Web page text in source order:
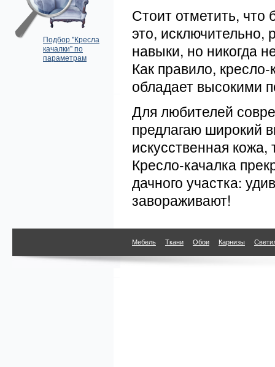
Подбор "Кресла
качалки" по
параметрам
Стоит отметить, что
это, исключительно,
навыки, но никогда
Как правило,
обладает высокими
Для любителей
предлагаю широкий
искусственная
Кресло-качалка
дачного участка:
завораживают!
Мебель Ткани Обои Карнизы